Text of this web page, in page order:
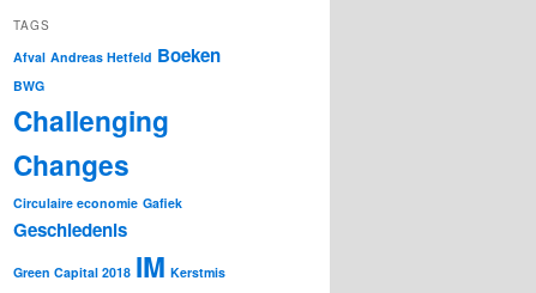
TAGS
Afval Andreas Hetfeld Boeken
BWG
Challenging
Changes
Circulaire economie Gafiek
Geschiedenis
Green Capital 2018 IM Kerstmis